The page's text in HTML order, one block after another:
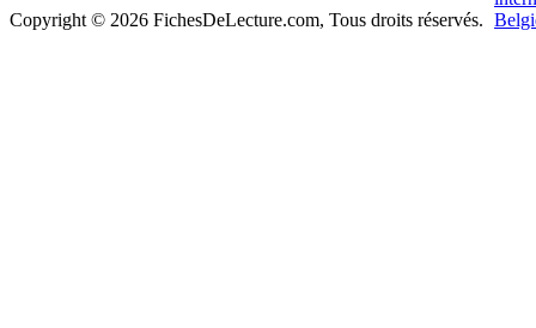
Copyright © 2026 FichesDeLecture.com, Tous droits réservés.